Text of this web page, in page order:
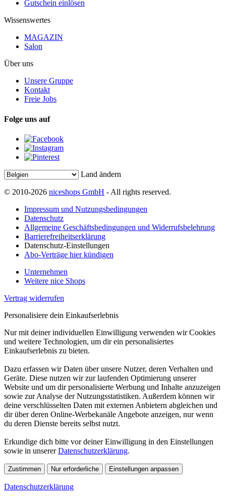
Gutschein einlösen
Wissenswertes
MAGAZIN
Salon
Über uns
Unsere Gruppe
Kontakt
Freie Jobs
Folge uns auf
Land ändern
© 2010-2026 niceshops GmbH - All rights reserved.
Impressum und Nutzungsbedingungen
Datenschutz
Allgemeine Geschäftsbedingungen und Widerrufsbelehrung
Barrierefreiheitserklärung
Datenschutz-Einstellungen
Abo-Verträge hier kündigen
Unternehmen
Weitere nice Shops
Vertrag widerrufen
Personalisiere dein Einkaufserlebnis
Nur mit deiner individuellen Einwilligung verwenden wir Cookies
und weitere Technologien, um dir ein personalisiertes
Einkaufserlebnis zu bieten.
Dazu erfassen wir Daten über unsere Nutzer, deren Verhalten und
Geräte. Diese nutzen wir zur laufenden Optimierung unserer
Website und um dir personalisierte Werbung und Inhalte anzuzeigen
sowie zur Analyse der Nutzungsstatistiken. Außerdem können wir
deine verschlüsselten Daten mit externen Anbietern abgleichen und
dir über deren Online-Werbekanäle Angebote anzeigen, nur wenn
du deren Dienste bereits selbst nutzt.
Erkundige dich bitte vor deiner Einwilligung in den Einstellungen
sowie in unsererDatenschutzerklärung.
Zustimmen Nur erforderliche Einstellungen anpassen
Datenschutzerklärung